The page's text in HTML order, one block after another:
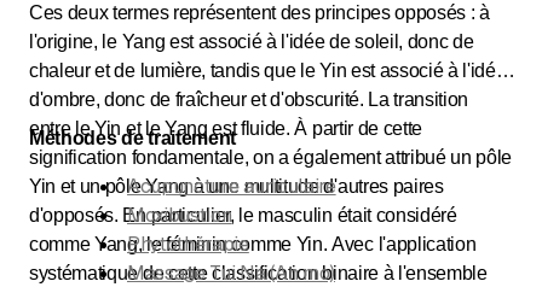
Ces deux termes représentent des principes opposés : à
l'origine, le Yang est associé à l'idée de soleil, donc de
chaleur et de lumière, tandis que le Yin est associé à l'idée
d'ombre, donc de fraîcheur et d'obscurité. La transition
entre le Yin et le Yang est fluide. À partir de cette
signification fondamentale, on a également attribué un pôle
Yin et un pôle Yang à une multitude d'autres paires
d'opposés. En particulier, le masculin était considéré
comme Yang, le féminin comme Yin. Avec l'application
systématique de cette classification binaire à l'ensemble
Méthodes de traitement
Acupuncture auriculaire
Moxibustion
Phytothérapie
Massage Tui Na (An mo)